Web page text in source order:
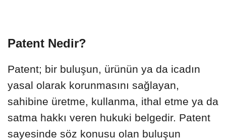
Patent Nedir?
Patent; bir buluşun, ürünün ya da icadın
yasal olarak korunmasını sağlayan,
sahibine üretme, kullanma, ithal etme ya da
satma hakkı veren hukuki belgedir. Patent
sayesinde söz konusu olan buluşun